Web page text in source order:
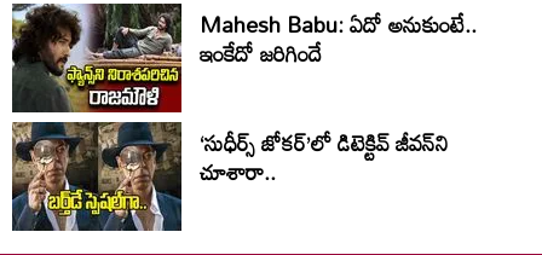
Mahesh Babu: ఏదో అనుకుంటే..
ఇంకేదో జరిగిందే
‘సుధీర్స్ జోకర్’లో డిటెక్టివ్ జీవన్‌ని
చూశారా..